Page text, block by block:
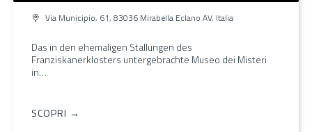
Via Municipio, 61, 83036 Mirabella Eclano AV, Italia
Das in den ehemaligen Stallungen des
Franziskanerklosters untergebrachte Museo dei Misteri
in…
SCOPRI →